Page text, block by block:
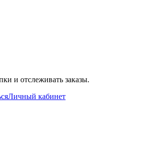
и отслеживать заказы.
Личный кабинет